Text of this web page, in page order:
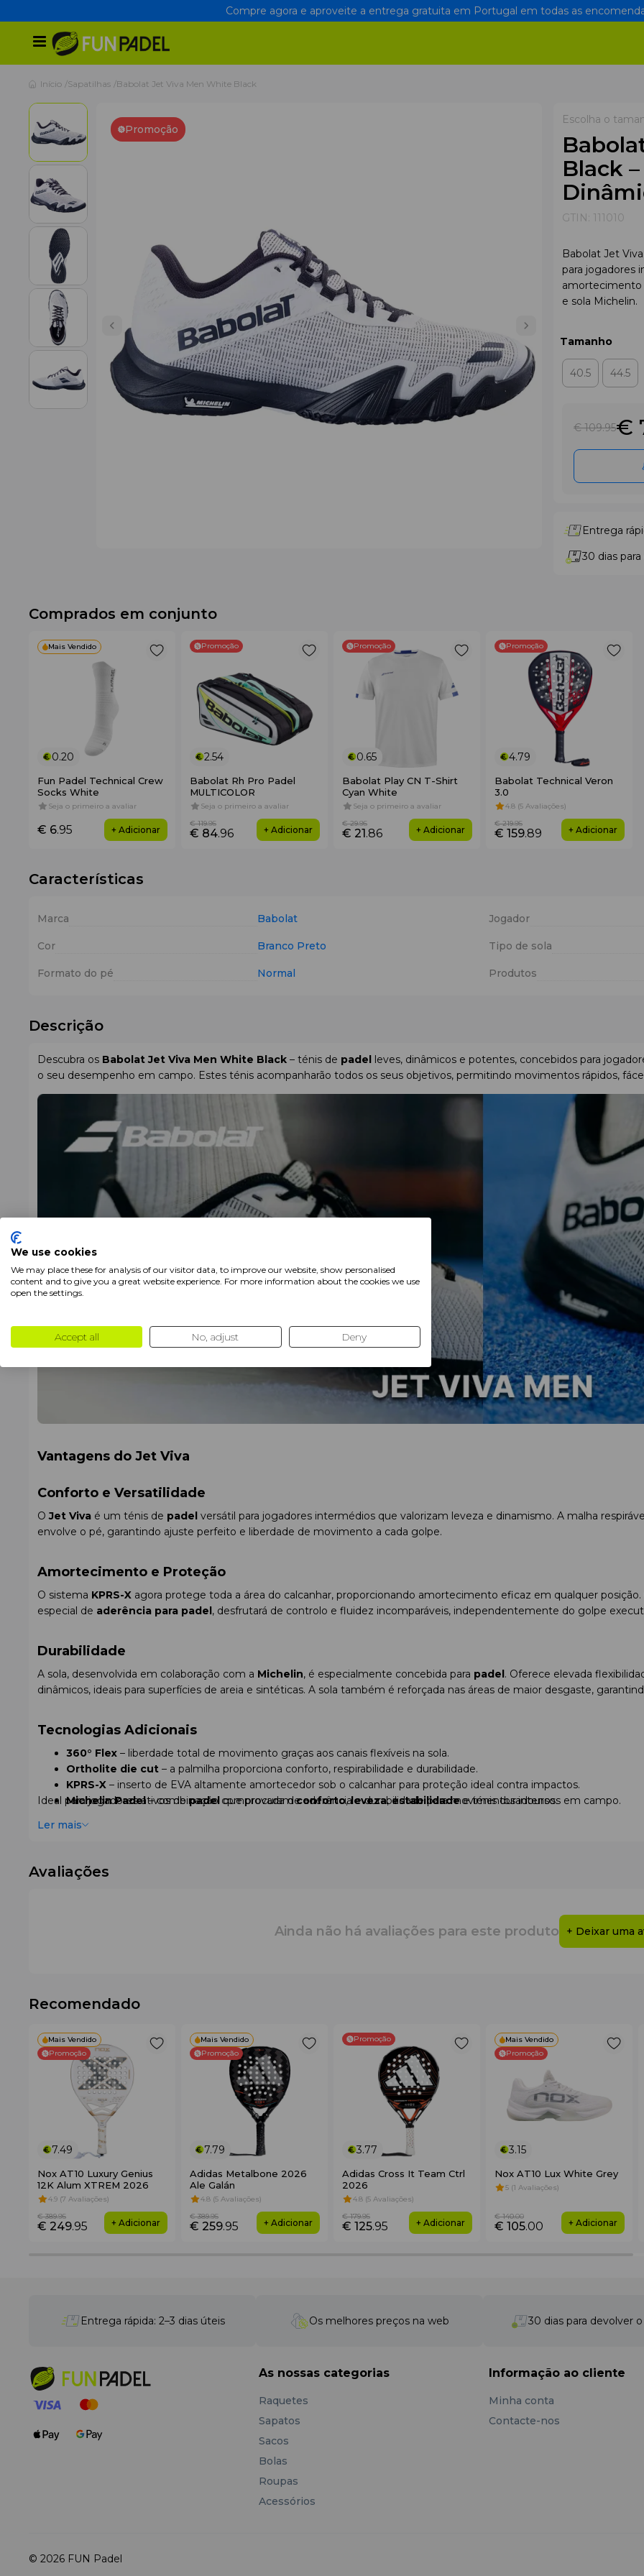
Compre agora e aproveite a entrega gratuita em Portugal em todas as
Início Sapatilhas Babolat Jet Viva Men White Black
Promoção
Escolha o
Black
GTIN: 111010
Babolat Jet
para jogadores
amortecimento
e sola Michelin.
Tamanho
40.5 44.5
€ 109.95€
Entrega
30 dias
Comprados em conjunto
Mais Vendido
0.20
Fun Padel Technical Crew
Socks White
Seja o primeiro a avaliar
€ 6.95 + Adicionar
Promoção
2.54
Babolat Rh Pro Padel
MULTICOLOR
Seja o primeiro a avaliar
€ 84.96
€ 119.95
+ Adicionar
Promoção
0.65
Babolat Play CN T-Shirt
Cyan White
Seja o primeiro a avaliar
€ 21.86
€ 29.95
+ Adicionar
Promoção
4.79
Babolat Technical Veron
3.0
4.8 (5 Avaliações)
€ 159.89
€ 219.95
+ Adicionar
Características
Marca Babolat Jogador
Cor Branco Preto Tipo de sola
Formato do pé Normal Produtos
Descrição
Descubra os Babolat Jet Viva Men White Black – ténis de padel leves, dinâmicos e potentes, concebidos para
o seu desempenho em campo. Estes ténis acompanharão todos os seus objetivos, permitindo movimentos rápidos,
Vantagens do Jet Viva
Conforto e Versatilidade
OJet Viva é um ténis de padel versátil para jogadores intermédios que valorizam leveza e dinamismo. A malha
envolve o pé, garantindo ajuste perfeito e liberdade de movimento a cada golpe.
Amortecimento e Proteção
O sistema KPRS-X agora protege toda a área do calcanhar, proporcionando amortecimento eficaz em qualquer
especial de aderência para padel, desfrutará de controlo e fluidez incomparáveis, independentemente do golpe
Durabilidade
A sola, desenvolvida em colaboração com a Michelin, é especialmente concebida para padel. Oferece elevada
dinâmicos, ideais para superfícies de areia e sintéticas. A sola também é reforçada nas áreas de maior desgaste,
Tecnologias Adicionais
360° Flex – liberdade total de movimento graças aos canais flexíveis na sola.
Ortholite die cut – a palmilha proporciona conforto, respirabilidade e durabilidade.
KPRS-X – inserto de EVA altamente amortecedor sob o calcanhar para proteção ideal contra impactos.
Michelin Padel– combinação comprovada de aderência e durabilidade para movimentos intensos em campo.
Ideal para jogadores ativos depadelque procuramconforto,leveza,estabilidadee ténis duradouros.
Ler mais
Avaliações
Ainda não há avaliações para este produto + Deixar uma
Recomendado
Mais Vendido
Promoção
7.49
Nox AT10 Luxury Genius
12K Alum XTREM 2026
4.9 (7 Avaliações)
€ 249.95
€ 389.95
+ Adicionar
Mais Vendido
Promoção
7.79
Adidas Metalbone 2026
Ale Galán
4.8 (5 Avaliações)
€ 259.95
€ 389.95
+ Adicionar
Promoção
3.77
Adidas Cross It Team Ctrl
2026
4.8 (5 Avaliações)
€ 125.95
€ 179.95
+ Adicionar
Mais Vendido
Promoção
3.15
Nox AT10 Lux White Grey
5 (1 Avaliações)
€ 105.00
€ 140.00
+ Adicionar
Entrega rápida: 2–3 dias úteis Os melhores preços na web 30 dias para devolver
As nossas categorias
Raquetes
Sapatos
Sacos
Bolas
Roupas
Acessórios
Informação ao cliente
Minha conta
Contacte-nos
© 2026 FUN Padel
We use cookies
We may place these for analysis of our visitor data, to improve our website, show personalised
content and to give you a great website experience. For more information about the cookies we use
open the settings.
Accept all No, adjust Deny